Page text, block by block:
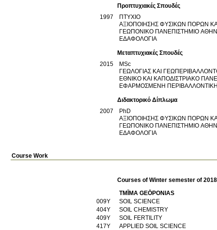
Προπτυχιακές Σπουδές
1997
ΠΤΥΧΙΟ
ΑΞΙΟΠΟΙΗΣΗΣ ΦΥΣΙΚΩΝ ΠΟΡΩΝ
ΓΕΩΠΟΝΙΚΟ ΠΑΝΕΠΙΣΤΗΜΙΟ
ΕΔΑΦΟΛΟΓΙΑ
Μεταπτυχιακές Σπουδές
2015
MSc
ΓΕΩΛΟΓΙΑΣ ΚΑΙ
ΕΘΝΙΚΟ ΚΑΙ ΚΑΠΟΔΙΣΤΡΙΑΚΟ
ΕΦΑΡΜΟΣΜΕΝΗ
Διδακτορικό Δίπλωμα
2007
PhD
ΑΞΙΟΠΟΙΗΣΗΣ ΦΥΣΙΚΩΝ ΠΟΡΩΝ
ΓΕΩΠΟΝΙΚΟ ΠΑΝΕΠΙΣΤΗΜΙΟ
ΕΔΑΦΟΛΟΓΙΑ
Course Work
Courses of Winter semester of
TMĪMA GEŌPONIAS
009Υ
SOIL SCIENCE
404Υ
SOIL CHEMISTRY
409Υ
SOIL FERTILITY
417Υ
APPLIED SOIL SCIENCE